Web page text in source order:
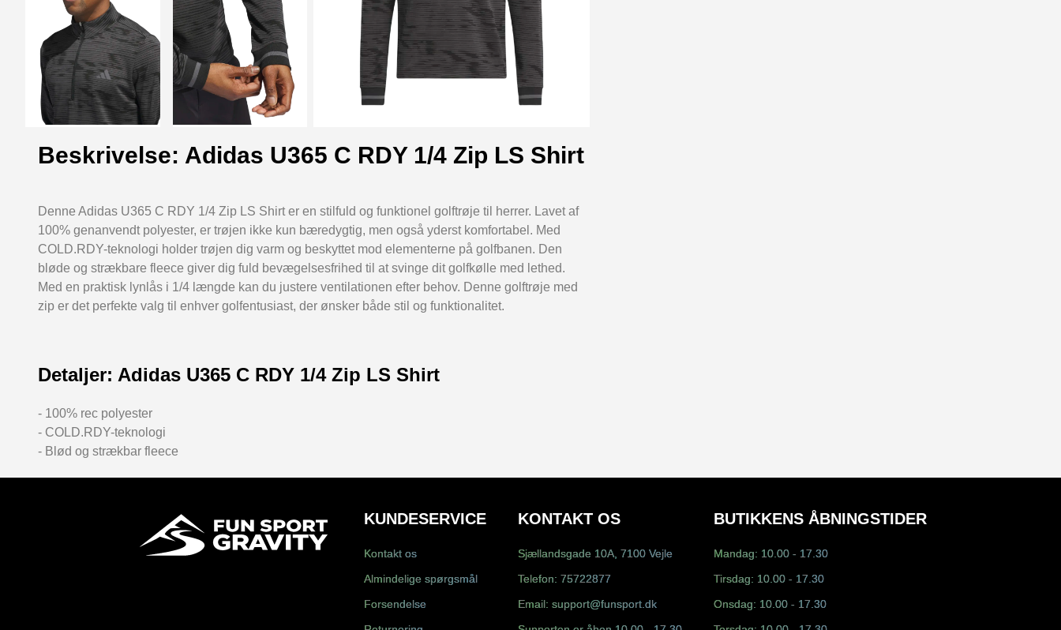
Beskrivelse: Adidas U365 C RDY 1/4 Zip LS Shirt
Denne Adidas U365 C RDY 1/4 Zip LS Shirt er en stilfuld og funktionel golftrøje til herrer. Lavet af
100% genanvendt polyester, er trøjen ikke kun bæredygtig, men også yderst komfortabel. Med
COLD.RDY-teknologi holder trøjen dig varm og beskyttet mod elementerne på golfbanen. Den
bløde og strækbare fleece giver dig fuld bevægelsesfrihed til at svinge dit golfkølle med lethed.
Med en praktisk lynlås i 1/4 længde kan du justere ventilationen efter behov. Denne golftrøje med
zip er det perfekte valg til enhver golfentusiast, der ønsker både stil og funktionalitet.
Detaljer: Adidas U365 C RDY 1/4 Zip LS Shirt
- 100% rec polyester
- COLD.RDY-teknologi
- Blød og strækbar fleece
KUNDESERVICE
Kontakt os
Almindelige spørgsmål
Forsendelse
KONTAKT OS
Sjællandsgade 10A, 7100 Vejle
Telefon: 75722877
Email: support@funsport.dk
BUTIKKENS ÅBNINGSTIDER
Mandag: 10.00 - 17.30
Tirsdag: 10.00 - 17.30
Onsdag: 10.00 - 17.30